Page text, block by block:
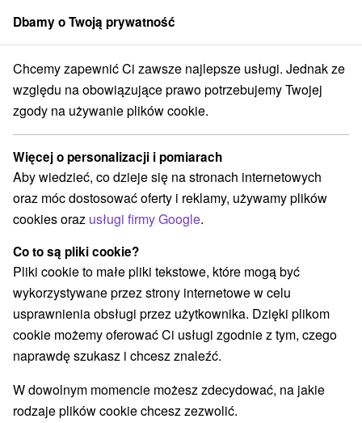
członek grupySorger
Atrakcje na Słowacji Aquaparki, baseny Niskie Tatry
Aquaparki, baseny Niskie Tatry
Kategorie
Wszystkie kategorie
Kościoły drewniane(1)
Túry a turistické chodníky (15)
Amfiteatry i kina w przyrodzie
Źródła(4) Parki miejskie i zamkowe(1)
Ośrodek narciarski(5) Chaty górskie(6) Skanseny
Jazda konna(1) Sporty(5) Zamki, pałace, ruiny(1)
Areny laserowe i paintball (1)
Ośrodki i miasteczka dziecięce(2)
Aquaparki, baseny
Jeziora, jeziora, zbiorniki wodne (3) Wodospady (1)
Pomniki(1) Zabytki techniki (3) Atrakcje dla dzieci
Dbamy o Twoją prywatność
Chcemy zapewnić Ci zawsze najlepsze usługi. Jednak ze
względu na obowiązujące prawo potrzebujemy Twojej
zgody na używanie plików cookie.
Więcej o personalizacji i pomiarach
Aby wiedzieć, co dzieje się na stronach internetowych
oraz móc dostosować oferty i reklamy, używamy plików
cookies oraz usługi firmy Google.
Co to są pliki cookie?
Pliki cookie to małe pliki tekstowe, które mogą być
wykorzystywane przez strony internetowe w celu
usprawnienia obsługi przez użytkownika. Dzięki plikom
cookie możemy oferować Ci usługi zgodnie z tym, czego
naprawdę szukasz i chcesz znaleźć.
W dowolnym momencie możesz zdecydować, na jakie
rodzaje plików cookie chcesz zezwolić.